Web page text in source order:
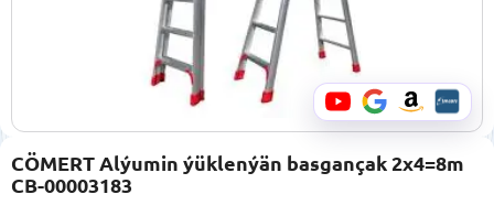
CÖMERT Alýumin ýüklenýän basgançak 2x4=8m
CB-00003183